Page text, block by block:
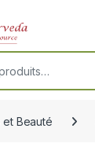
et Beauté